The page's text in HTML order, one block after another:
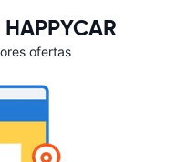
ofertas